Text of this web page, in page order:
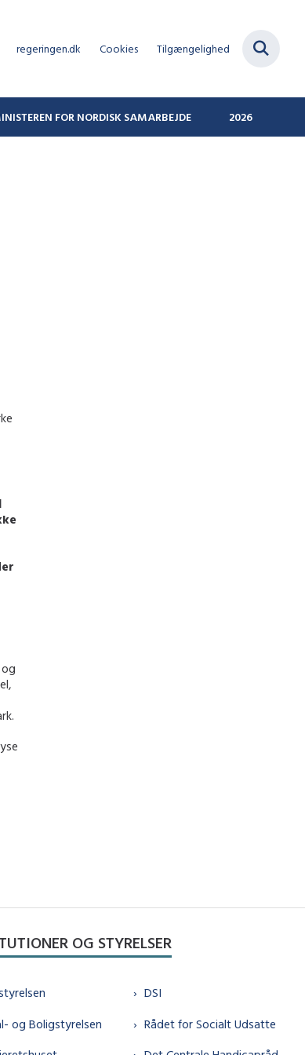
regeringen.dk Cookies Tilgængelighed
FOR NORDISK SAMARBEJDE 2026
OG STYRELSER
og Boligstyrelsen
DSI
Rådet for Socialt Udsatte